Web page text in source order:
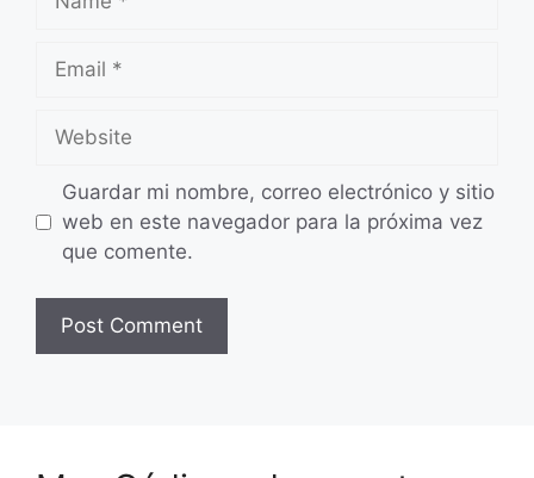
Email
Website
Guardar mi nombre, correo electrónico y sitio
web en este navegador para la próxima vez
que comente.